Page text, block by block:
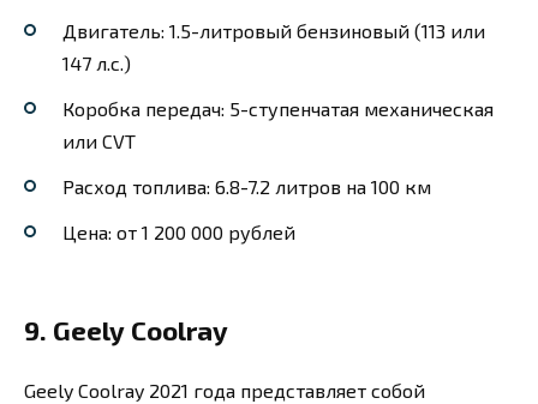
Двигатель: 1.5-литровый бензиновый (113 или
147 л.с.)
Коробка передач: 5-ступенчатая механическая
или CVT
Расход топлива: 6.8-7.2 литров на 100 км
Цена: от 1 200 000 рублей
9. Geely Coolray
Geely Coolray 2021 года представляет собой